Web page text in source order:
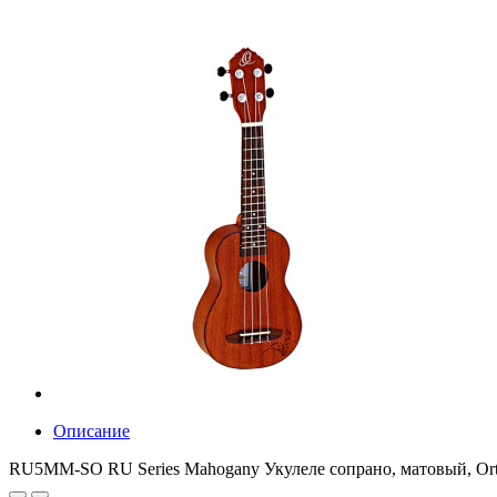
Описание
RU5MM-SO RU Series Mahogany Укулеле сопрано, матовый,